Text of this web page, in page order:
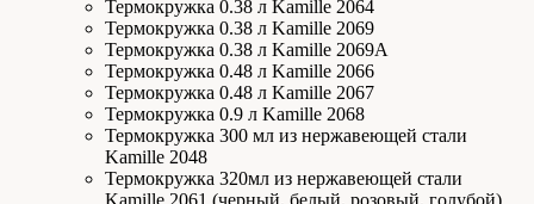
Термокружка 0.38 л Kamille 2064
Термокружка 0.38 л Kamille 2069
Термокружка 0.38 л Kamille 2069А
Термокружка 0.48 л Kamille 2066
Термокружка 0.48 л Kamille 2067
Термокружка 0.9 л Kamille 2068
Термокружка 300 мл из нержавеющей стали
Kamille 2048
Термокружка 320мл из нержавеющей стали
Kamille 2061 (черный, белый, розовый, голубой)